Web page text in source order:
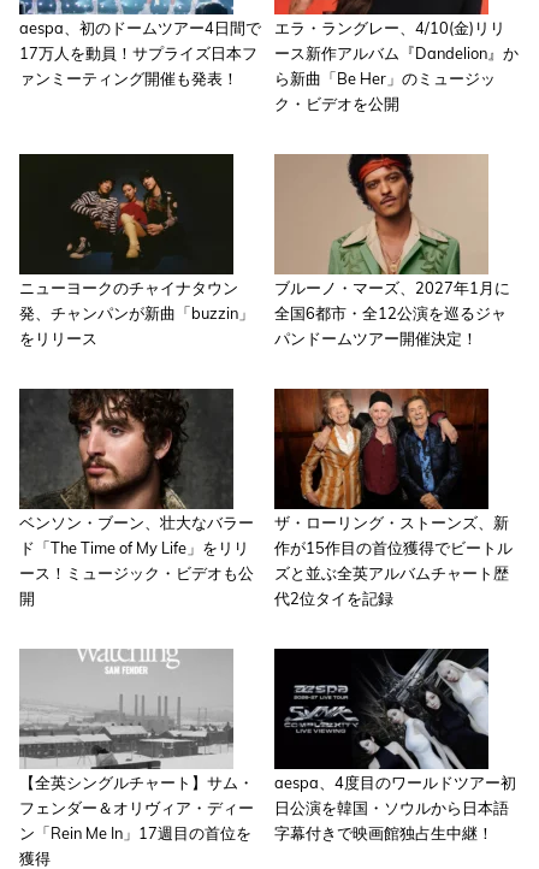
aespa、初のドームツアー4日間で
17万人を動員！サプライズ日本フ
ァンミーティング開催も発表！
エラ・ラングレー、4/10(金)リリ
ース新作アルバム『Dandelion』か
ら新曲「Be Her」のミュージッ
ク・ビデオを公開
ニューヨークのチャイナタウン
発、チャンパンが新曲「buzzin」
をリリース
ブルーノ・マーズ、2027年1月に
全国6都市・全12公演を巡るジャ
パンドームツアー開催決定！
ベンソン・ブーン、壮大なバラー
ド「The Time of My Life」をリリ
ース！ミュージック・ビデオも公
開
ザ・ローリング・ストーンズ、新
作が15作目の首位獲得でビートル
ズと並ぶ全英アルバムチャート歴
代2位タイを記録
【全英シングルチャート】サム・
フェンダー＆オリヴィア・ディー
ン「Rein Me In」17週目の首位を
獲得
aespa、4度目のワールドツアー初
日公演を韓国・ソウルから日本語
字幕付きで映画館独占生中継！